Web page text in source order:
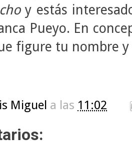
y estás
Pueyo. En
figure tu nombre y
Miguel a las 11:02